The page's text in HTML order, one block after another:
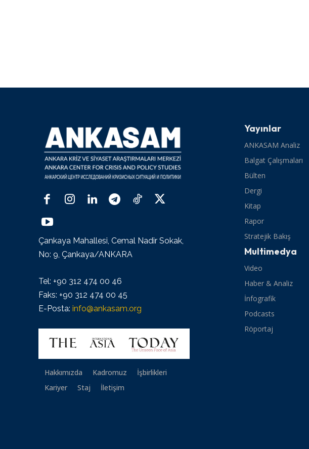
Çankaya Mahallesi, Cemal Nadir Sokak,
No: 9, Çankaya/ANKARA
Tel: +90 312 474 00 46
Faks: +90 312 474 00 45
E-Posta: info@ankasam.org
Hakkımızda Kadromuz
İşbirlikleri
Kariyer
Staj İletişim
Yayınlar
ANKASAM Analiz
Balgat Çalışmaları
Bülten
Dergi
Kitap
Rapor
Stratejik Bakış
Multimedya
Video
Haber & Analiz
İnfografik
Podcasts
Röportaj